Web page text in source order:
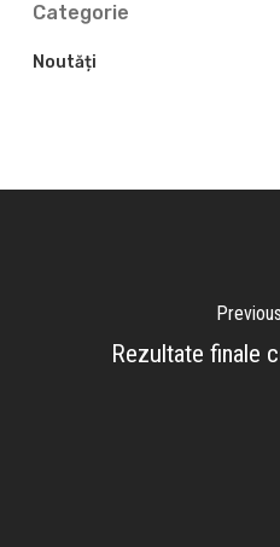
Categorie
Noutăți
Rezultate finale